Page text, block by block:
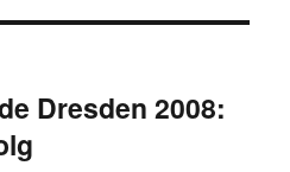
Dresden 2008: